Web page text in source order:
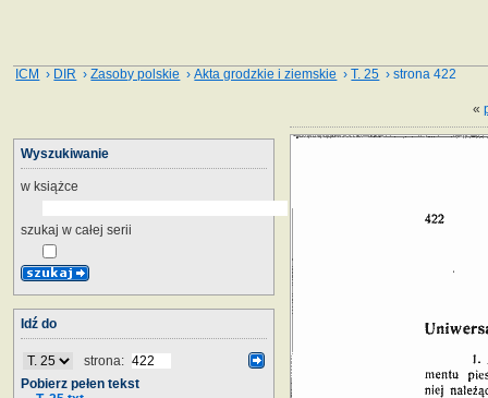
ICM › DIR ›Zasoby polskie ›Akta grodzkie i ziemskie ›T. 25 › strona 422
«
Wyszukiwanie
w książce
szukaj w całej serii
Idź do
strona:
Pobierz pełen tekst